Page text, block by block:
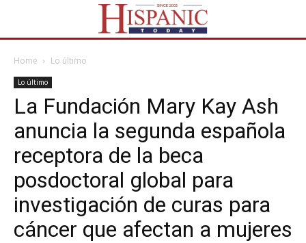
Home Lo último
Lo último
La Fundación Mary Kay Ash
anuncia la segunda española
receptora de la beca
posdoctoral global para
investigación de curas para
cáncer que afectan a mujeres